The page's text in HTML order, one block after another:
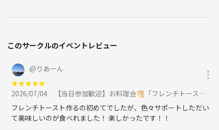
（ゲームだとしても人を厳しく問い詰めるのはNGです）
いないです。初対面人を利用して目立とうとして馴れ馴れしいいじり笑
■チケット価格：
VIP割・早割り有
■参加上限人数：
15名（このメンバーで遊ぶ作品を決定します）
このサークルのイベントレビュー
@ りあーん
★★★★★
2026/07/04
【当日参加歓迎】お料理会🥞「フレンチトーストを作ろう🍽️」大塚駅徒歩1分おしゃれなお部屋『初参加大歓迎』に参加
フレンチトースト作るの初めてでしたが、色々サポートしただい
て美味しいのが食べれました！ 楽しかったです！！